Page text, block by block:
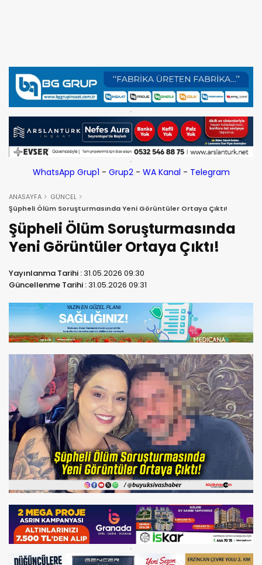
WhatsApp Grup1 - Grup2- WA Kanal - Telegram
ANASAYFA
GÜNCEL
Şüpheli Ölüm Soruşturmasında Yeni Görüntüler Ortaya Çıktı!
Şüpheli Ölüm Soruşturmasında
Yeni Görüntüler Ortaya Çıktı!
Yayınlanma Tarihi :31.05.2026 09:30
Güncellenme Tarihi :31.05.2026 09:31